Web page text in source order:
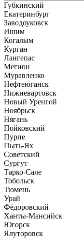
Губкинский
Екатеринбург
Заводоуковск
Ишим
Когалым
Курган
Лангепас
Мегион
Муравленко
Нефтеюганск
Нижневартовск
Новый Уренгой
Ноябрьск
Нягань
Пойковский
Пурпе
Пыть-Ях
Советский
Сургут
Тарко-Сале
Тобольск
Тюмень
Урай
Фёдоровский
Ханты-Мансийск
Югорск
Ялуторовск